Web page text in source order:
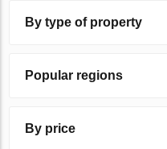
By type of property
Popular regions
By price